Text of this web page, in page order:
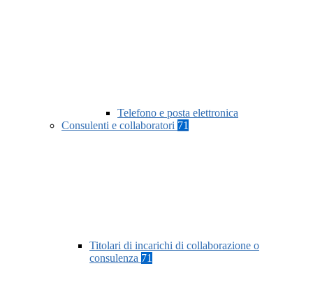
Telefono e posta elettronica
Consulenti e collaboratori 71
Titolari di incarichi di collaborazione o
consulenza 71